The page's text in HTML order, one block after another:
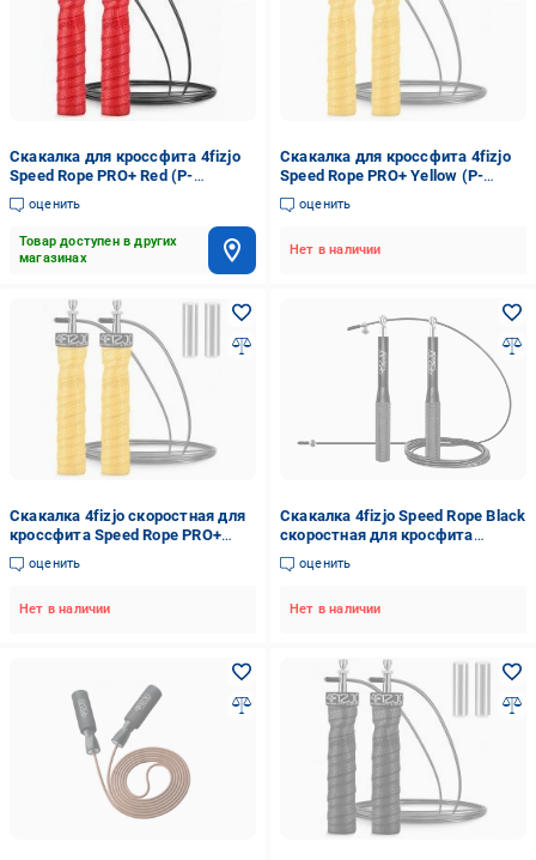
Скакалка для кроссфита 4fizjo
Speed Rope PRO+ Red (P-
5907739313171)
оценить
Товар доступен в других
магазинах
Скакалка для кроссфита 4fizjo
Speed Rope PRO+ Yellow (P-
5907739311030)
оценить
Нет в наличии
Скакалка 4fizjo скоростная для
кроссфита Speed Rope PRO+
Yellow (P-5907739311030)
оценить
Нет в наличии
Скакалка 4fizjo Speed Rope Black
скоростная для кросфита
(4FJ1158)
оценить
Нет в наличии